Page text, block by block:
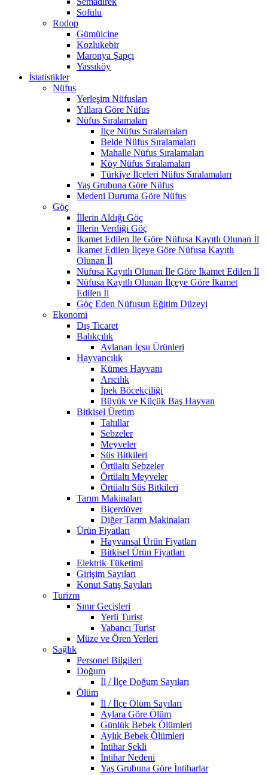
Sofulu
Rodop
Gümülcine
Kozlukebir
Maronya Şapçı
Yassıköy
İstatistikler
Nüfus
Yerleşim Nüfusları
Yıllara Göre Nüfus
Nüfus Sıralamaları
İlçe Nüfus Sıralamaları
Belde Nüfus Sıralamaları
Mahalle Nüfus Sıralamaları
Köy Nüfus Sıralamaları
Türkiye İlçeleri Nüfus Sıralamaları
Yaş Grubuna Göre Nüfus
Medeni Duruma Göre Nüfus
Göç
İllerin Aldığı Göç
İllerin Verdiği Göç
İkamet Edilen İle Göre Nüfusa Kayıtlı Olunan İl
İkamet Edilen İlçeye Göre Nüfusa Kayıtlı
Olunan İl
Nüfusa Kayıtlı Olunan İle Göre İkamet Edilen İl
Nüfusa Kayıtlı Olunan İlçeye Göre İkamet
Edilen İl
Göç Eden Nüfusun Eğitim Düzeyi
Ekonomi
Dış Ticaret
Balıkçılık
Avlanan İçsu Ürünleri
Hayvancılık
Kümes Hayvanı
Arıcılık
İpek Böcekçiliği
Büyük ve Küçük Baş Hayvan
Bitkisel Üretim
Tahıllar
Sebzeler
Meyveler
Süs Bitkileri
Örtüaltı Sebzeler
Örtüaltı Meyveler
Örtüaltı Süs Bitkileri
Tarım Makinaları
Biçerdöver
Diğer Tarım Makinaları
Ürün Fiyatları
Hayvansal Ürün Fiyatları
Bitkisel Ürün Fiyatları
Elektrik Tüketimi
Girişim Sayıları
Konut Satış Sayıları
Turizm
Sınır Geçişleri
Yerli Turist
Yabancı Turist
Müze ve Ören Yerleri
Sağlık
Personel Bilgileri
Doğum
İl / İlçe Doğum Sayıları
Ölüm
İl / İlçe Ölüm Sayıları
Aylara Göre Ölüm
Günlük Bebek Ölümleri
Aylık Bebek Ölümleri
İntihar Şekli
İntihar Nedeni
Yaş Grubuna Göre İntiharlar